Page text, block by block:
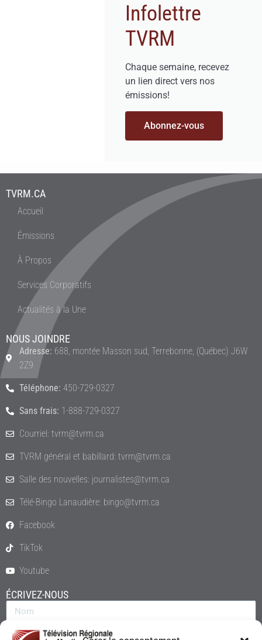
Infolettre
TVRM
Chaque semaine, recevez
un lien direct vers nos
émissions!
Abonnez-vous
TVRM.CA
Accueil
Émissions
À Propos
Services Corporatifs
Actualités à la Une
NOUS JOINDRE
Adresse: 688, montée Masson sud, Terrebonne, (Québec) J6W
2Z9
Téléphone: 450-729-0327
Sans frais: 1-888-729-0327
Courriel: tvrm@tvrm.ca
TVRM général et babillard: tvrm@tvrm.ca
Salle des nouvelles: journalistes@tvrm.ca
Télé-Bingo Lanaudière: bingo@tvrm.ca
Facebook
TikTok
Youtube
ÉCRIVEZ-NOUS